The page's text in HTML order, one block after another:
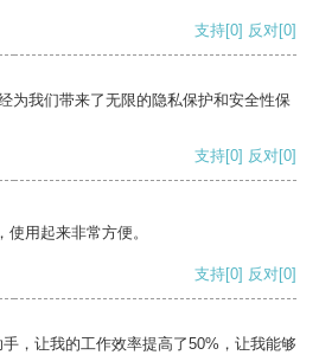
支持[0] 反对[0]
为我们带来了无限的隐私保护和安全性保
支持[0] 反对[0]
用起来非常方便。
支持[0] 反对[0]
，让我的工作效率提高了50%，让我能够